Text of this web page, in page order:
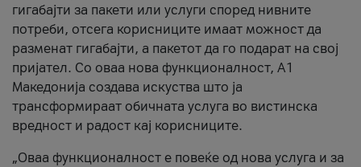
гигабајти за пакети или услуги според нивните
потреби, отсега корисниците имаат можност да
разменат гигабајти, а пакетот да го подарат на свој
пријател. Со оваа нова функционалност, А1
Македонија создава искуства што ја
трансформираат обичната услуга во вистинска
вредност и радост кај корисниците.
„Оваа функционалност е повеќе од нова услуга и за